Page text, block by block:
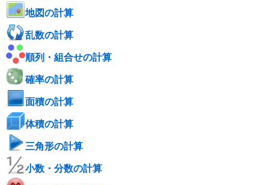
地図の計算
乱数の計算
順列・組合せの計算
確率の計算
面積の計算
体積の計算
三角形の計算
小数・分数の計算